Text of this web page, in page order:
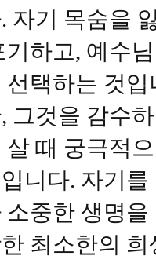
자기 목숨을
기하고, 예수
선택하는 것
그것을 감수
살 때 궁극적
니다. 자기
소중한 생명
최소한의